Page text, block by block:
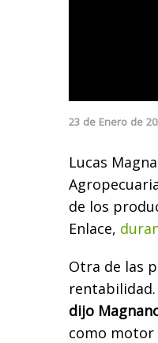
23 de Enero de
Lucas
de los
Enlace,
Otra de las
rentabilidad.
dijo
como motor